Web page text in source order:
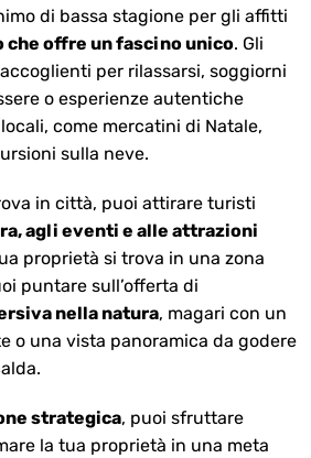
di bassa stagione per gli affitti
che offre un fascino unico. Gli
per rilassarsi, soggiorni
o esperienze autentiche
come mercatini di Natale,
sulla neve.
in città, puoi attirare turisti
agli eventi e alle attrazioni
proprietà si trova in una zona
puntare sull’offerta di
nella natura, magari con un
o una vista panoramica da godere
strategica, puoi sfruttare
la tua proprietà in una meta